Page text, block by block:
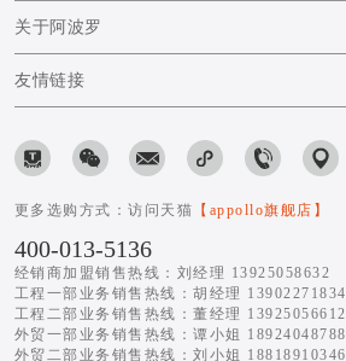
关于阿波罗
友情链接
更多选购方式：访问天猫 【appollo旗舰店】
400-013-5136
经销商加盟销售热线：刘经理 13925058632
工程一部业务销售热线：胡经理 13902271834
工程二部业务销售热线：董经理 13925056612
外贸一部业务销售热线：谭小姐 18924048788
外贸二部业务销售热线：刘小姐 18818910346